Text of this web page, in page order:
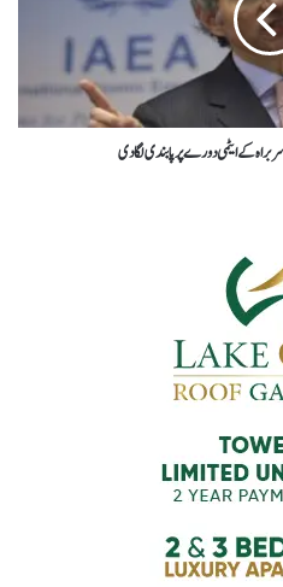
کے ایٹمی دورے پر پابندی لگا دی